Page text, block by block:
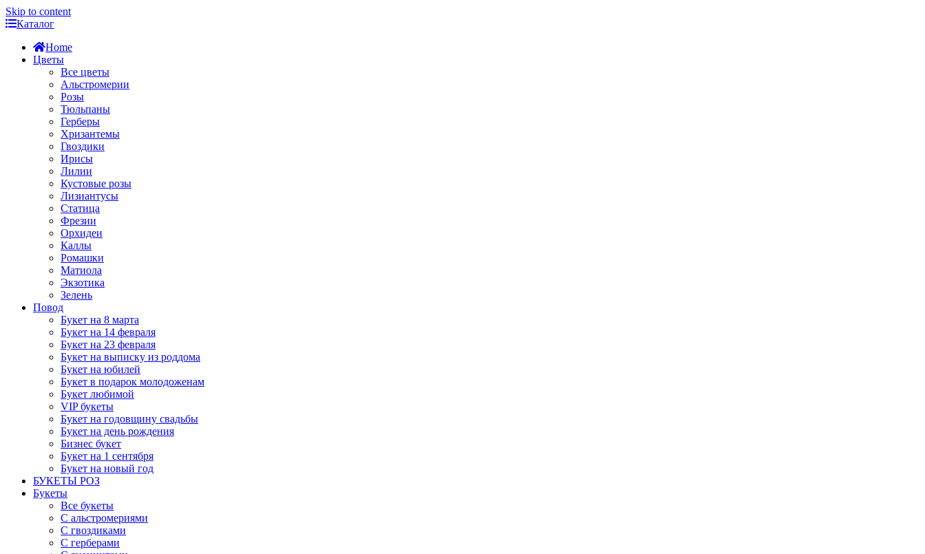
Skip to content
Каталог
Home
Цветы
Все цветы
Альстромерии
Розы
Тюльпаны
Герберы
Хризантемы
Гвоздики
Ирисы
Лилии
Кустовые розы
Лизиантусы
Статица
Фрезии
Орхидеи
Каллы
Ромашки
Матиола
Экзотика
Зелень
Повод
Букет на 8 марта
Букет на 14 февраля
Букет на 23 февраля
Букет на выписку из роддома
Букет на юбилей
Букет в подарок молодоженам
Букет любимой
VIP букеты
Букет на годовщину свадьбы
Букет на день рождения
Бизнес букет
Букет на 1 сентября
Букет на новый год
БУКЕТЫ РОЗ
Букеты
Все букеты
С альстромериями
С гвоздиками
С герберами